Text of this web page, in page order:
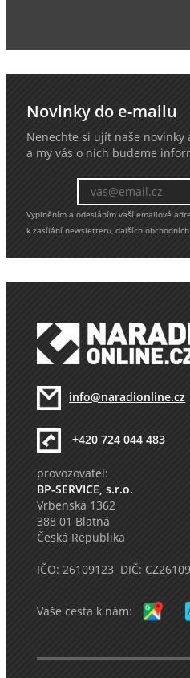
Novinky do e-mailu
Nenechte si ujít naše novinky
a my vás o nich budeme
Vyplněním a odesláním vaší emailové
k zasílání newsletteru, dalších
info@naradionline.cz
+420 724 044 483
provozovatel:
BP-SERVICE, s.r.o.
Vrbenská 1362
388 01 Blatná
Česká Republika
IČO: 26109123 DIČ:
Vaše cesta k nám: